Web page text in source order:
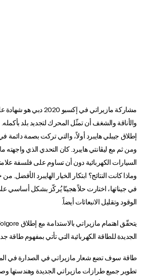
مشاركة مازيراتي في إكسبو
والأناقة والشغف أن تمثّل المحرك لتجديد بلد بأكمله.
إطلاق جيبلي هايبرد أولاً، والتي تركت بصمة دائمة في
ومن ثم مع ليڨانتي هايبرد. كان التحدي الذي واجهته
السيارات الكهربائية دون أن تساوم على فلسفة
وماذا كانت النتائج؟ ابتكار الخيار الهايبرد الأفضل.
في جيناتها، اختارت حلاً هجينًا يُركّز بشكل أساسي
الوقود وتقليل الانبعاثات أيضاً.
الجديدة للطاقة الكهربائية التي تأتي بمفهوم طاقة
طاقة سوف تضع شعار مازيراتي في الصدارة في